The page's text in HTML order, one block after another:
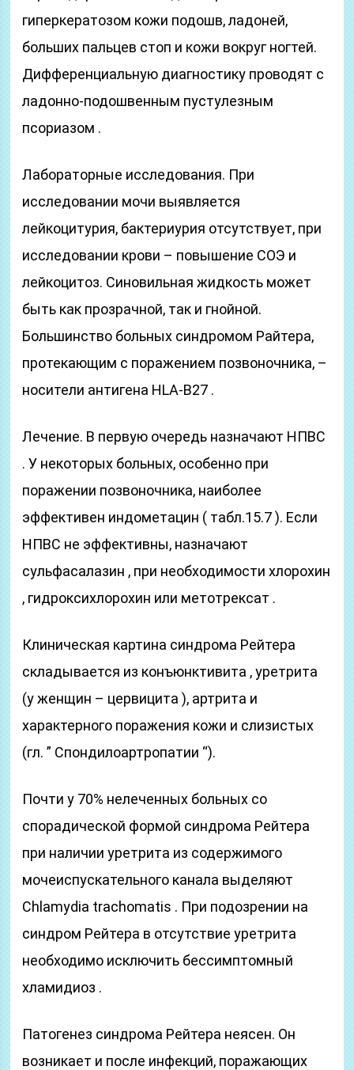
гиперкератозом кожи подошв, ладоней,
больших пальцев стоп и кожи вокруг ногтей.
Дифференциальную диагностику проводят с
ладонно-подошвенным пустулезным
псориазом .
Лабораторные исследования. При
исследовании мочи выявляется
лейкоцитурия, бактериурия отсутствует, при
исследовании крови – повышение СОЭ и
лейкоцитоз. Синовильная жидкость может
быть как прозрачной, так и гнойной.
Большинство больных синдромом Райтера,
протекающим с поражением позвоночника, –
носители антигена HLA-B27 .
Лечение. В первую очередь назначают НПВС
. У некоторых больных, особенно при
поражении позвоночника, наиболее
эффективен индометацин ( табл.15.7 ). Если
НПВС не эффективны, назначают
сульфасалазин , при необходимости хлорохин
, гидроксихлорохин или метотрексат .
Клиническая картина синдрома Рейтера
складывается из конъюнктивита , уретрита
(у женщин – цервицита ), артрита и
характерного поражения кожи и слизистых
(гл. ” Спондилоартропатии “).
Почти у 70% нелеченных больных со
спорадической формой синдрома Рейтера
при наличии уретрита из содержимого
мочеиспускательного канала выделяют
Chlamydia trachomatis . При подозрении на
синдром Рейтера в отсутствие уретрита
необходимо исключить бессимптомный
хламидиоз .
Патогенез синдрома Рейтера неясен. Он
возникает и после инфекций, поражающих